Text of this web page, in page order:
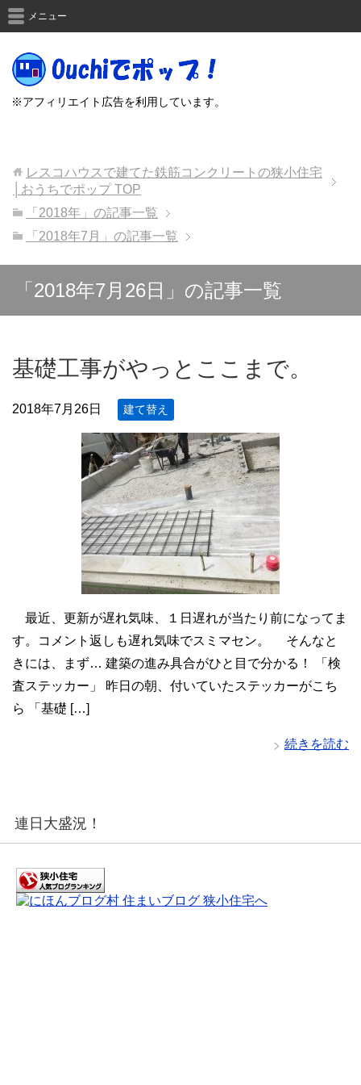
※アフィリエイト広告を利用しています。
メニュー
レスコハウスで建てた鉄筋コンクリートの狭小住宅
│おうちでポップTOP
「2018年」の記事一覧
「2018年7月」の記事一覧
「2018年7月26日」の記事一覧
基礎工事がやっとここまで。
2018年7月26日 建て替え
最近、更新が遅れ気味、１日遅れが当たり前になってま
す。コメント返しも遅れ気味でスミマセン。 そんなと
きには、まず… 建築の進み具合がひと目で分かる！ 「検
査ステッカー」 昨日の朝、付いていたステッカーがこち
ら 「基礎 […]
続きを読む
連日大盛況！